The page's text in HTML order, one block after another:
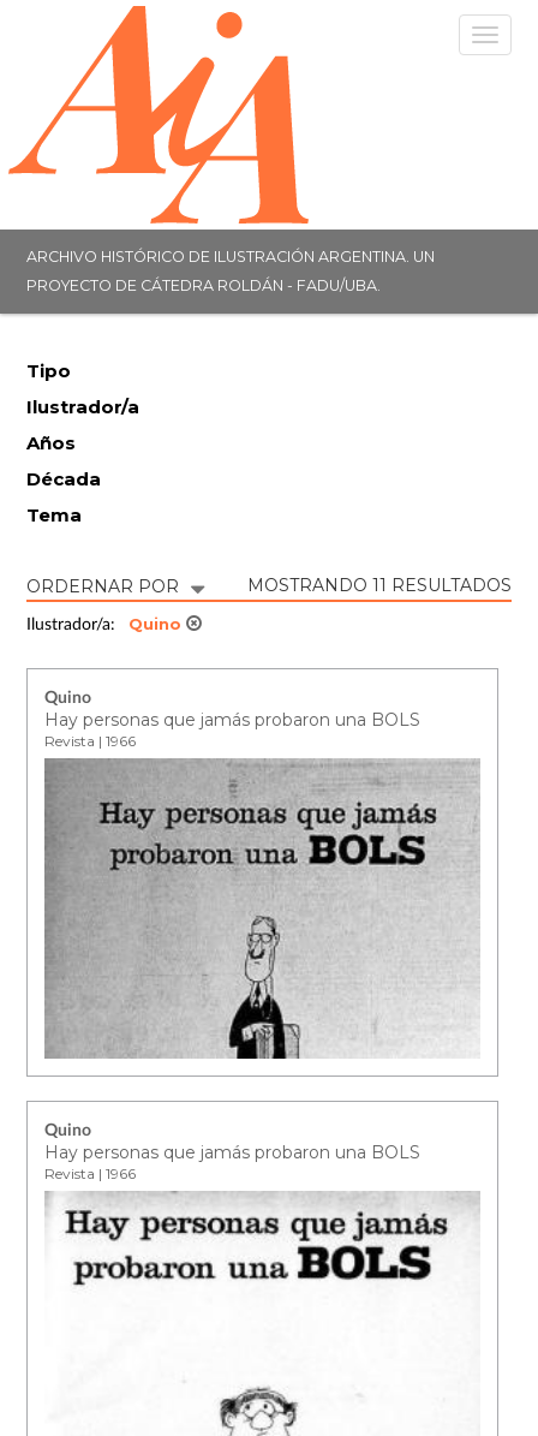
ARCHIVO HISTÓRICO DE ILUSTRACIÓN ARGENTINA. UN
PROYECTO DE CÁTEDRA ROLDÁN - FADU/UBA.
Tipo
Ilustrador/a
Años
Década
Tema
ORDERNAR POR MOSTRANDO 11 RESULTADOS
Ilustrador/a: Quino
Quino
Hay personas que jamás probaron una BOLS
Revista | 1966
Quino
Hay personas que jamás probaron una BOLS
Revista | 1966